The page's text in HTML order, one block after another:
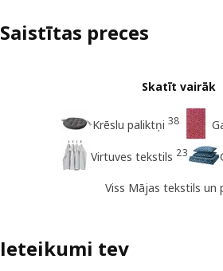
Saistītas preces
Skatīt vairāk
Krēslu paliktņi 38
Virtuves tekstils 23
Viss Mājas tekstils un
Ieteikumi tev